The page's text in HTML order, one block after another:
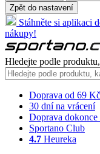
Zpět do nastavení
Stáhněte si aplikaci
nákupy!
Hledejte podle
Doprava od 69 Kč
30 dní na vrácení
Doprava
Sportano Club
4.7 Heureka